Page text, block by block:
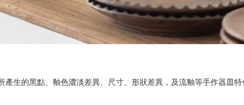
產生的黑點、釉色濃淡差異、尺寸、形狀差異，及流釉等手作器皿特